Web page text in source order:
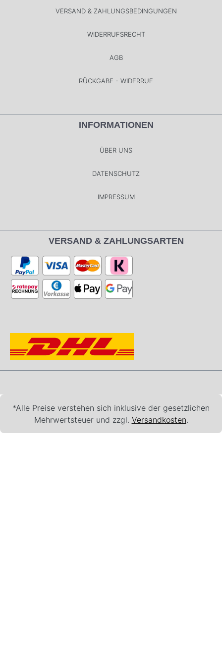
VERSAND & ZAHLUNGSBEDINGUNGEN
WIDERRUFSRECHT
AGB
RÜCKGABE - WIDERRUF
INFORMATIONEN
ÜBER UNS
DATENSCHUTZ
IMPRESSUM
VERSAND & ZAHLUNGSARTEN
*Alle Preise verstehen sich inklusive der gesetzlichen
Mehrwertsteuer und zzgl. Versandkosten.